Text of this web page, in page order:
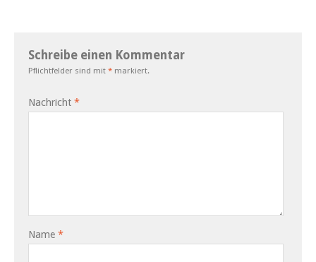
Schreibe einen Kommentar
Pflichtfelder sind mit * markiert.
Nachricht *
Name *